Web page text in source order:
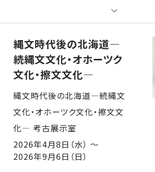
縄文時代後の北海道―
続縄文文化・オホーツク
文化・擦文文化―
縄文時代後の北海道―続縄文文化・オホーツク文化・擦文文化― 考古展示室
2026年4月8日（水） ～
2026年9月6日（日）